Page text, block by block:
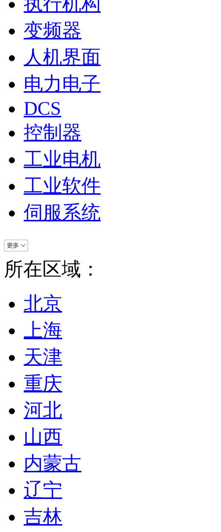
变频器
人机界面
电力电子
DCS
控制器
工业电机
工业软件
伺服系统
所在区域：
北京
上海
天津
重庆
河北
山西
内蒙古
辽宁
吉林